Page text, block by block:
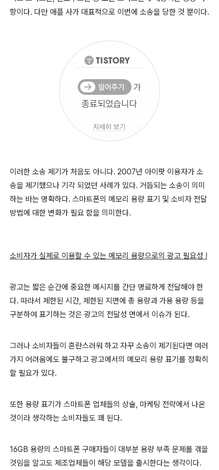
항이다. 다만 애플 사가 대표적으로 이번에 소송을 당한 것 뿐이다.
이러한 소송 제기가 처음도 아니다. 2007년 아이팟 이용자가 소
송을 제기했으나 기각 되었던 사례가 있다. 거듭되는 소송이 의미
하는 바는 명확하다. 스마트폰의 메모리 용량 표기 및 소비자 전달
방법에 대한 변화가 필요 함을 의미한다.
소비자가 실제로 이용할 수 있는 메모리 용량으로의 광고 필요성 !
광고는 짧은 순간에 중요한 메시지를 간단 명료하게 전달해야 한
다. 따라서 제한된 시간, 제한된 지면에 총 용량과 가용 용량 등을
구분하여 표기하는 것은 광고의 전달성 면에서 이슈가 된다.
그러나 소비자들이 혼란스러워 하고 자꾸 소송이 제기된다면 여러
가지 어려움에도 불구하고 광고에서의 메모리 용량 표기를 정확히
할 필요가 있다.
또한 용량 표기가 스마트폰 업체들의 상술, 마케팅 전략에서 나온
것이라 생각하는 소비자들도 꽤 된다.
16GB 용량의 스마트폰 구매자들이 대부분 용량 부족 문제를 겪을
것임을 알고도 제조업체들이 해당 모델을 출시한다는 생각이다.